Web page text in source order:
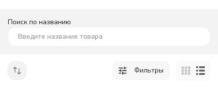
Поиск по названию
Фильтры